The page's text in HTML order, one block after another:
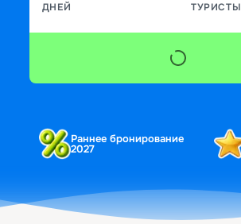
ДНЕЙ ТУРИСТЫ
Раннее бронирование
2027